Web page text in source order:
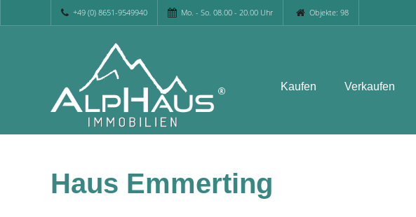
+49 (0) 8651-9549940 Mo. - So. 08.00 - 20.00 Uhr Objekte: 98
Kaufen Verkaufen
Haus Emmerting